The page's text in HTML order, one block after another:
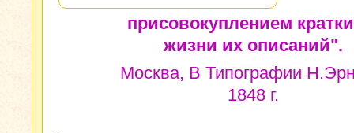
присовокуплением
жизни их описаний".
Москва, В Типографии
1848 г.